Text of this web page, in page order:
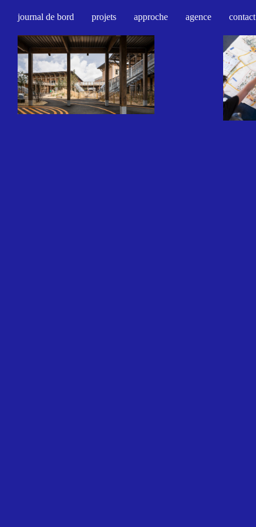
journal de bord projets approche agence contact
architecture